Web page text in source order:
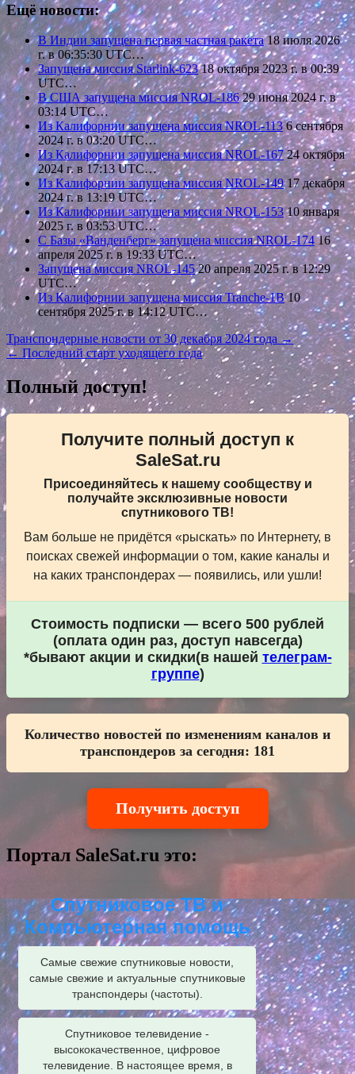
Ещё новости:
В Индии запущена первая частная ракета18 июля 2026
г. в 06:35:30 UTC…
Запущена миссия Starlink-62318 октября 2023 г. в 00:39
UTC…
В США запущена миссия NROL-18629 июня 2024 г. в
03:14 UTC…
Из Калифорнии запущена миссия NROL-1136 сентября
2024 г. в 03:20 UTC…
Из Калифорнии запущена миссия NROL-16724 октября
2024 г. в 17:13 UTC…
Из Калифорнии запущена миссия NROL-14917 декабря
2024 г. в 13:19 UTC…
Из Калифорнии запущена миссия NROL-15310 января
2025 г. в 03:53 UTC…
С Базы «Ванденберг» запущена миссия NROL-17416
апреля 2025 г. в 19:33 UTC…
Запущена миссия NROL-14520 апреля 2025 г. в 12:29
UTC…
Из Калифорнии запущена миссия Tranche-1B10
сентября 2025 г. в 14:12 UTC…
Навигация
по
записям
Транспондерные новости от 30 декабря 2024 года →
← Последний старт уходящего года
Полный доступ!
Получите полный доступ к
SaleSat.ru
Присоединяйтесь к нашему сообществу и
получайте эксклюзивные новости
спутникового ТВ!
Вам больше не придётся «рыскать» по Интернету, в
поисках свежей информации о том, какие каналы и
на каких транспондерах — появились, или ушли!
Стоимость подписки — всего 500 рублей
(оплата один раз, доступ навсегда)
*бывают акции и скидки(в нашей телеграм-
группе)
Количество новостей по изменениям каналов и
транспондеров за сегодня: 181
Получить доступ
Портал SaleSat.ru это:
Спутниковое ТВ и
Компьютерная помощь
Самые свежие спутниковые новости,
самые свежие и актуальные спутниковые
транспондеры (частоты).
Спутниковое телевидение -
высококачественное, цифровое
телевидение. В настоящее время, в